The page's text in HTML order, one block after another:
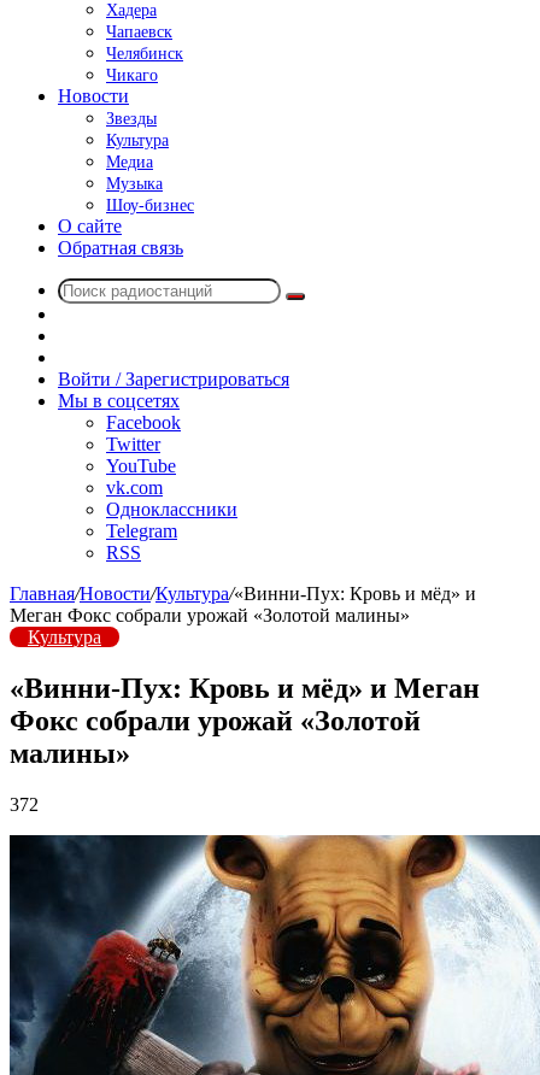
Хадера
Чапаевск
Челябинск
Чикаго
Новости
Звезды
Культура
Медиа
Музыка
Шоу-бизнес
О сайте
Обратная связь
Поиск
радио
Войти / Зарегистрироваться
Мы в соцсетях
Facebook
Twitter
YouTube
vk.com
Одноклассники
Telegram
RSS
Главная/Новости/Культура/«Винни-Пух: Кровь и мёд» и
Меган Фокс собрали урожай «Золотой малины»
Культура
«Винни-Пух: Кровь и мёд» и Меган
Фокс собрали урожай «Золотой
малины»
372